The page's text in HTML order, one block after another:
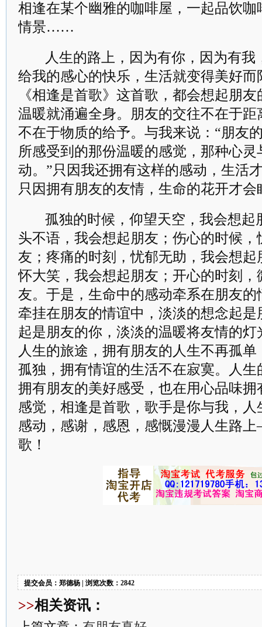
相逢在某个幽雅的咖啡屋，一起品饮
情景……
人生的路上，因为有你，因为有我
给我的感心的快乐，生活就变得美好
《相逢是首歌》这首歌，都会想起朋
温暖就涌遍全身。朋友的交往不在于
不在于物质的给予。与我来说：“朋友
所感受到的那份温暖的感觉，那种心灵
动。”只因我还拥有这样的感动，生活
只因拥有朋友的友情，生命的花开才会
孤独的时候，仰望天空，我会想起
头不语，我会想起朋友；伤心的时候
友；疼痛的时刻，忧郁无助，我会想
怀大笑，我会想起朋友；开心的时刻
友。于是，生命中的感动牵系在朋友
牵挂在朋友的情谊中，淡淡的想念起
起是朋友的你，淡淡的温暖将友情的
人生的旅途，拥有朋友的人生不再孤
孤独，拥有情谊的生活不在寂寞。人
拥有朋友的美好感受，也在用心品味
感觉，相逢是首歌，歌手是你与我，
感动，感谢，感恩，感慨漫漫人生路
歌！
提交会员：郑德杨 | 浏览次数：2842
>>相关资讯：